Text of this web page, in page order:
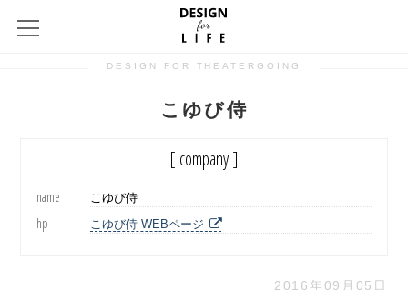
DESIGN FOR THEATERGOING
こゆび侍
[ company ]
name こゆび侍
hp こゆび侍 WEBページ
2016年09月05日